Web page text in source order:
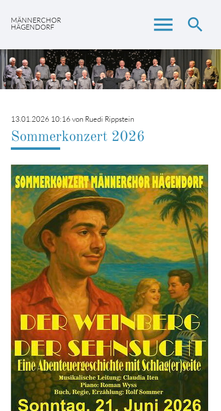
MÄNNERCHOR
HÄGENDORF
menu search
Suchbegriffe SUCHEN
13.01.2026 10:16 von Ruedi Rippstein
Sommerkonzert 2026